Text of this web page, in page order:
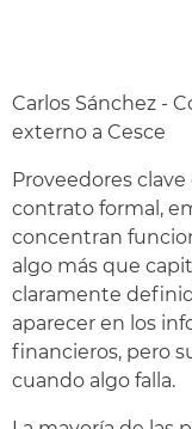
Carlos Sánchez -
externo a Cesce
Proveedores
contrato formal,
concentran
algo más que
claramente
aparecer en los
financieros, pero
cuando algo falla.